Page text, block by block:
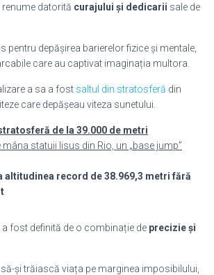
datorită curajului și dedicarii sale de
pentru depășirea barierelor fizice și mentale,
care au captivat imaginația multora.
a sa a fost saltul din stratosferă din
care depășeau viteza sunetului.
de la 39.000 de metri
mâna statuii Iisus din Rio, un „base jump”
altitudinea record de 38.969,3 metri fără
a fost definită de o combinație de precizie și
și trăiască viața pe marginea imposibilului,